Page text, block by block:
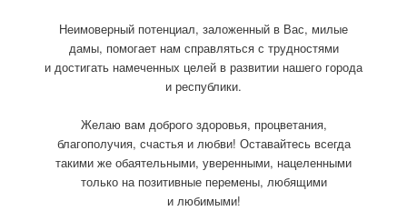
Неимоверный потенциал, заложенный в Вас, милые
дамы, помогает нам справляться с трудностями
и достигать намеченных целей в развитии нашего города
и республики.
Желаю вам доброго здоровья, процветания,
благополучия, счастья и любви! Оставайтесь всегда
такими же обаятельными, уверенными, нацеленными
только на позитивные перемены, любящими
и любимыми!